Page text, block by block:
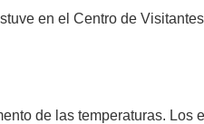
en el Centro de
de las temperaturas. Los